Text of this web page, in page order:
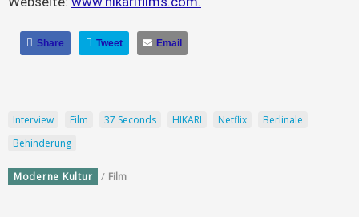
Share Tweet Email
Interview Film 37 Seconds HIKARI Netflix
Berlinale
Behinderung
Moderne Kultur / Film